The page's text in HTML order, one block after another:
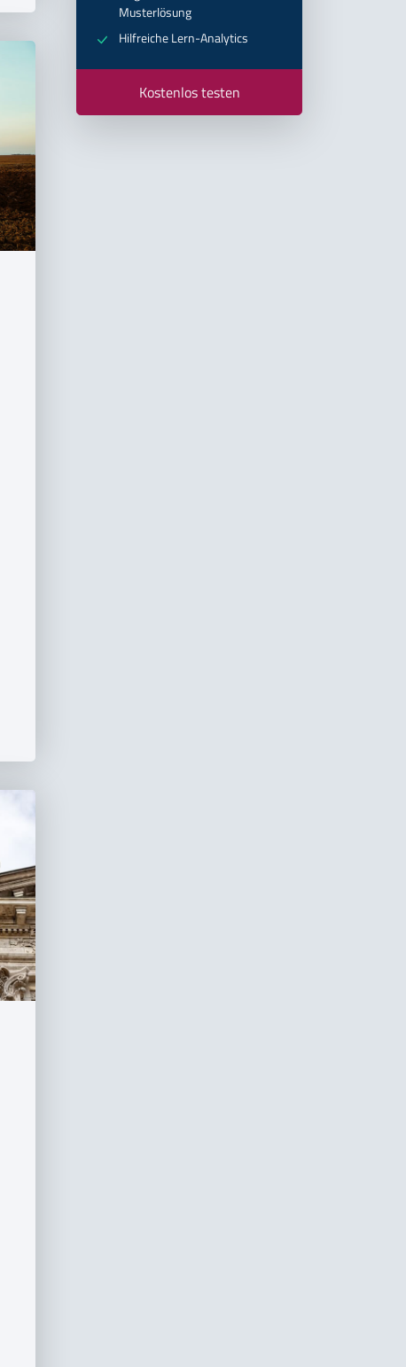
Musterlösung
Hilfreiche Lern-Analytics
Kostenlos testen